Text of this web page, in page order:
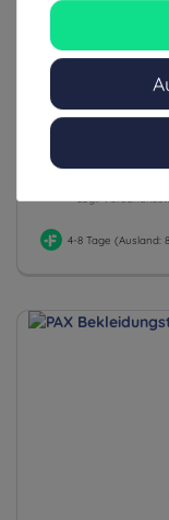
Elitebags
zzgl.
4-8 Tage (Ausland: